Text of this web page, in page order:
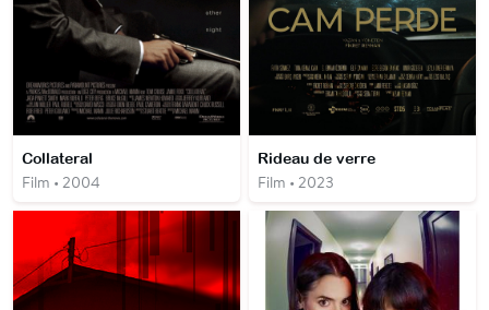
Collateral
Film • 2004
Rideau de verre
Film • 2023